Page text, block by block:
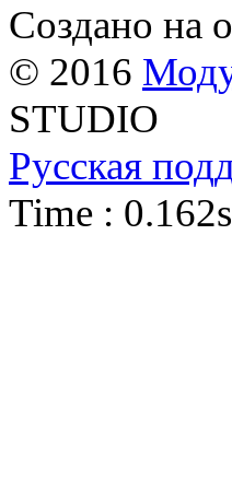
Создано на
© 2016
STUDIO
Русская
Time :